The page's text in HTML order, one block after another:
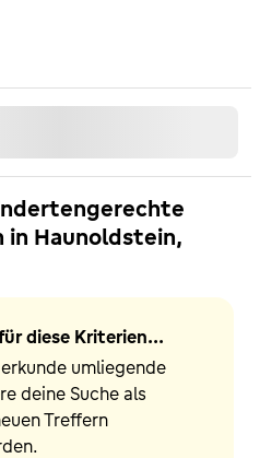
in Haunoldstein,
diese Kriterien...
umliegende
deine Suche als
Treffern